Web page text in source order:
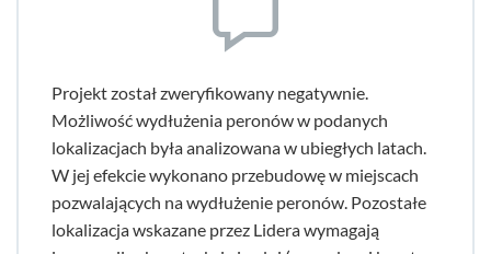
Projekt został zweryfikowany negatywnie.
Możliwość wydłużenia peronów w podanych
lokalizacjach była analizowana w ubiegłych latach.
W jej efekcie wykonano przebudowę w miejscach
pozwalających na wydłużenie peronów. Pozostałe
lokalizacja wskazane przez Lidera wymagają